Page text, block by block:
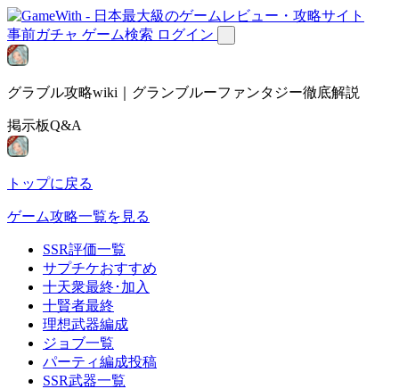
事前ガチャ ゲーム検索 ログイン
グラブル攻略wiki｜グランブルーファンタジー徹底解説
掲示板Q&A
トップに戻る
ゲーム攻略一覧を見る
SSR評価一覧
サプチケおすすめ
十天衆最終･加入
十賢者最終
理想武器編成
ジョブ一覧
パーティ編成投稿
SSR武器一覧